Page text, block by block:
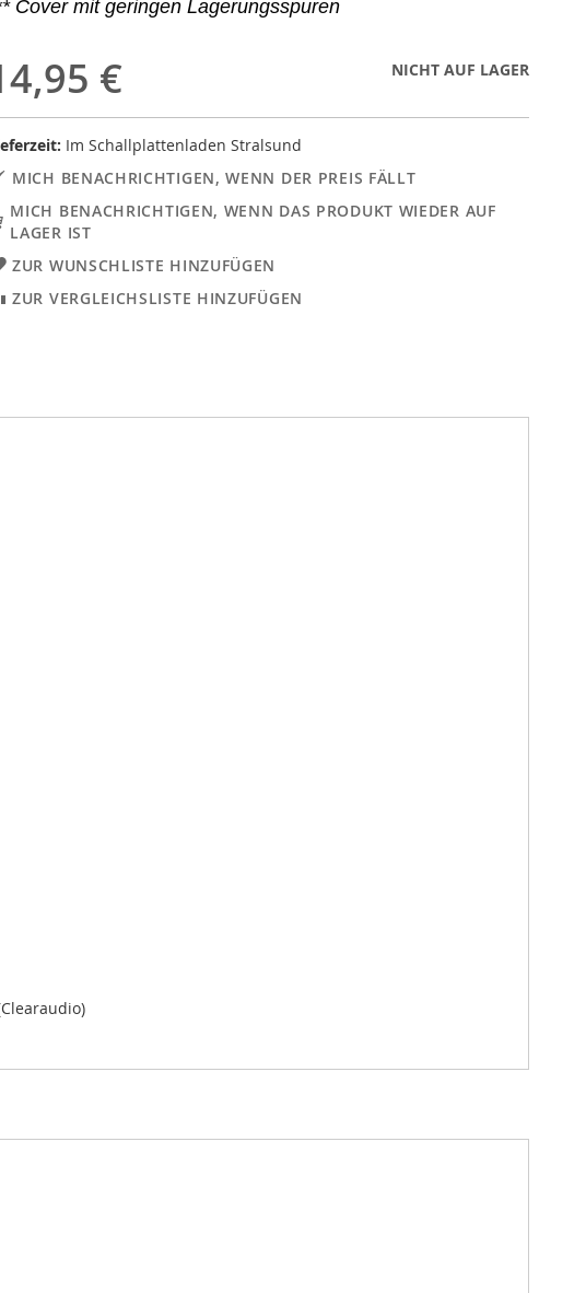
Cover mit geringen Lagerungsspuren
€ NICHT AUF LAGER
Im Schallplattenladen Stralsund
MICH BENACHRICHTIGEN, WENN DER PREIS FÄLLT
MICH BENACHRICHTIGEN, WENN DAS PRODUKT WIEDER AUF
LAGER IST
ZUR WUNSCHLISTE HINZUFÜGEN
ZUR VERGLEICHSLISTE HINZUFÜGEN